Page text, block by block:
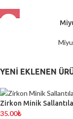
YENI EKLENEN
Zirkon Minik
35.00₺